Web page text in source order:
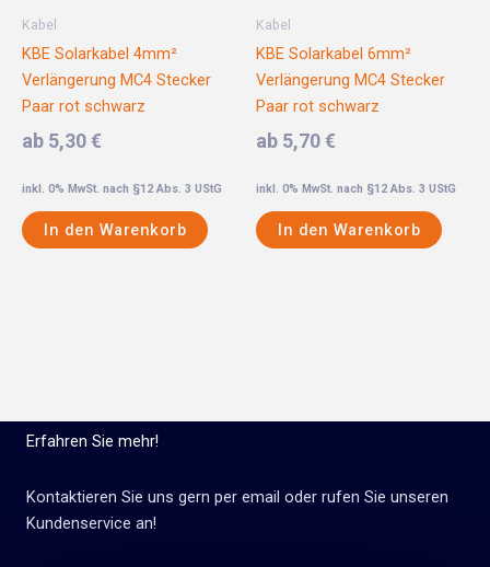
Kabel
KBE Solarkabel 4mm²
Verlängerung MC4 Stecker
Paar rot schwarz
ab 5,30 €
inkl. 0% MwSt. nach §12 Abs. 3 UStG
In den Warenkorb
Kabel
KBE Solarkabel 6mm²
Verlängerung MC4 Stecker
Paar rot schwarz
ab 5,70 €
inkl. 0% MwSt. nach §12 Abs. 3 UStG
In den Warenkorb
Erfahren Sie mehr!
Kontaktieren Sie uns gern per email oder rufen Sie unseren
Kundenservice an!